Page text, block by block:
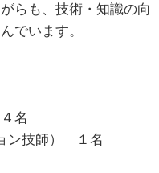
らも、技術・知識の向
でいます。
名
ン技師） １名